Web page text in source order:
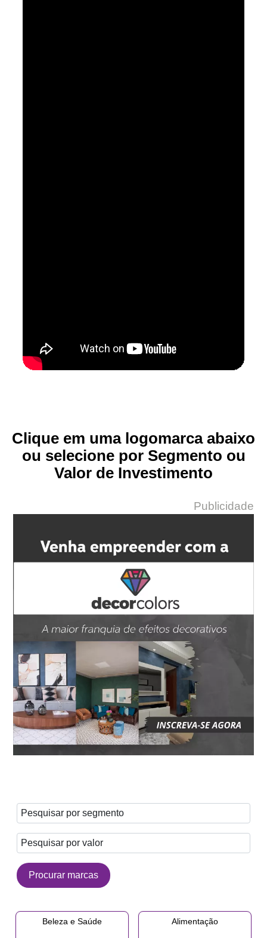
Clique em uma logomarca abaixo
ou selecione por Segmento ou
Valor de Investimento
Publicidade
Beleza e Saúde Alimentação